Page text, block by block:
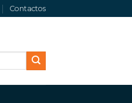
Contactos